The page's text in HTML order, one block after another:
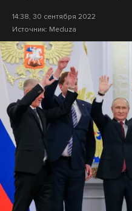
14:38, 30 сентября 2022
Источник: Meduza